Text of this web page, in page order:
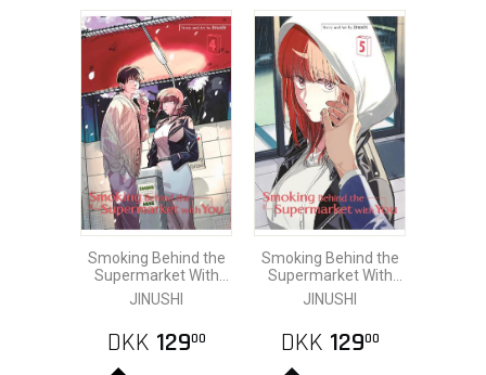
Smoking Behind the
Supermarket With
You vol. 4
JINUSHI
DKK 12900
Smoking Behind the
Supermarket With
You vol. 5
JINUSHI
DKK 12900